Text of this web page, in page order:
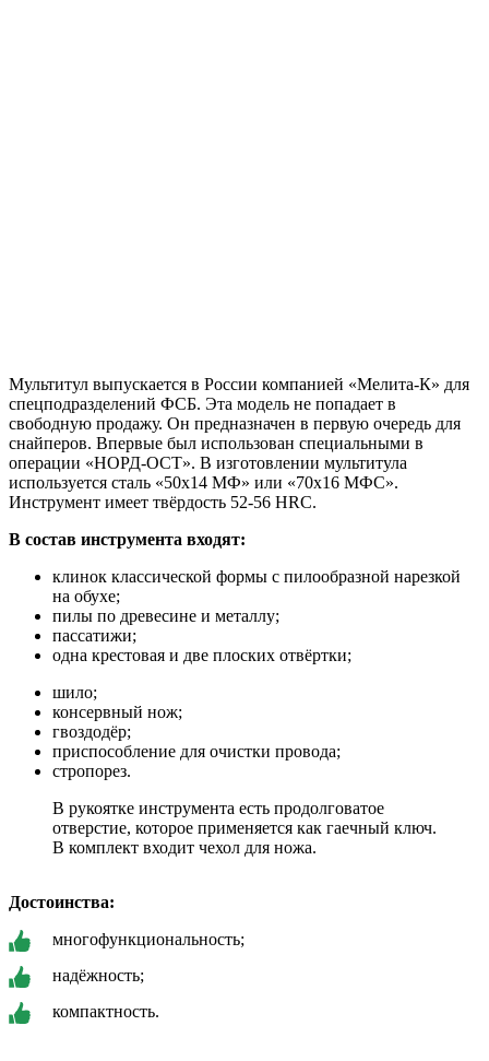
Мультитул выпускается в России компанией «Мелита-К» для
спецподразделений ФСБ. Эта модель не попадает в
свободную продажу. Он предназначен в первую очередь для
снайперов. Впервые был использован специальными в
операции «НОРД-ОСТ». В изготовлении мультитула
используется сталь «50х14 МФ» или «70х16 МФС».
Инструмент имеет твёрдость 52-56 HRC.
В состав инструмента входят:
клинок классической формы с пилообразной нарезкой
на обухе;
пилы по древесине и металлу;
пассатижи;
одна крестовая и две плоских отвёртки;
шило;
консервный нож;
гвоздодёр;
приспособление для очистки провода;
стропорез.
В рукоятке инструмента есть продолговатое
отверстие, которое применяется как гаечный ключ.
В комплект входит чехол для ножа.
Достоинства:
многофункциональность;
надёжность;
компактность.